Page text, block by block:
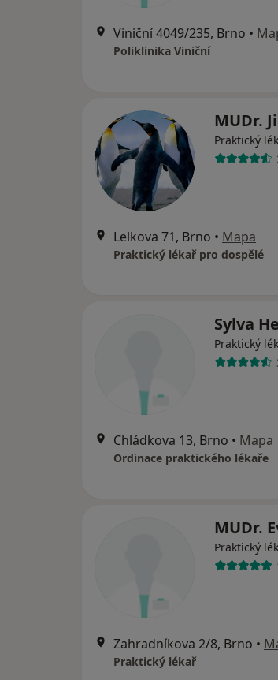
Viniční 4049/235, Brno •
Poliklinika Viniční
MUDr.
Praktický
Lelkova 71, Brno • Mapa
Praktický lékař pro dospělé
Sylva
Praktický
Chládkova 13, Brno • Mapa
Ordinace praktického lékaře
MUDr.
Praktický
Zahradníkova 2/8, Brno •
Praktický lékař